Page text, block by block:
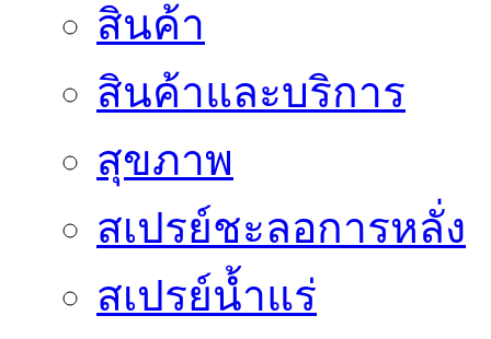
สินค้า
สินค้าและบริการ
สุขภาพ
สเปรย์ชะลอการหลั่ง
สเปรย์น้ำแร่